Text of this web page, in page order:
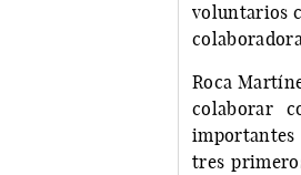
voluntarios
Roca
colaborar
importantes
tres